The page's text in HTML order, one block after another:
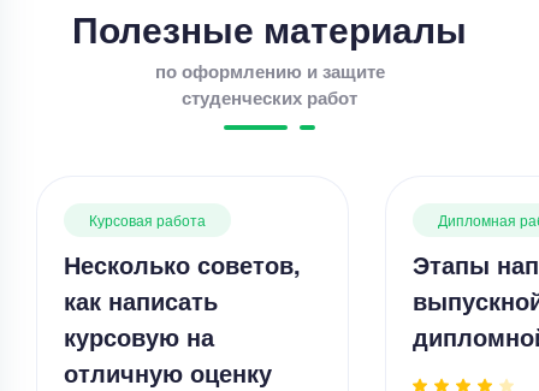
Полезные материалы
по оформлению и защите
студенческих работ
Курсовая работа
Несколько советов,
как написать
курсовую на
отличную оценку
Дипломная
Этапы